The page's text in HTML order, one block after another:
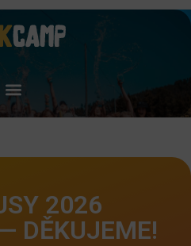
2026
DĚKUJEME!